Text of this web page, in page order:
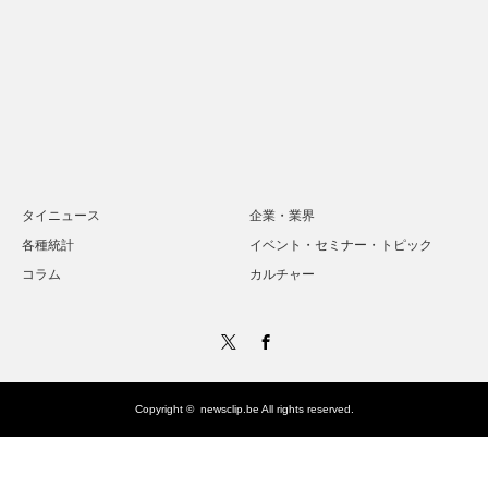
タイニュース
企業・業界
各種統計
イベント・セミナー・トピック
コラム
カルチャー
Copyright © newsclip.be All rights reserved.